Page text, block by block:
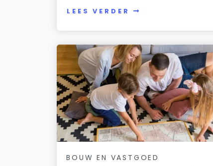
LEES VERDER
BOUW EN VASTGOED